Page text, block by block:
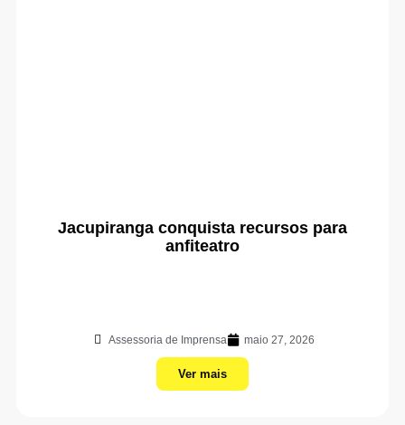
Jacupiranga conquista recursos para
anfiteatro
Assessoria de Imprensa maio 27, 2026
Ver mais